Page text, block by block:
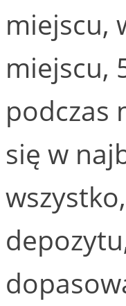
miejscu,
miejscu,
podczas
się w